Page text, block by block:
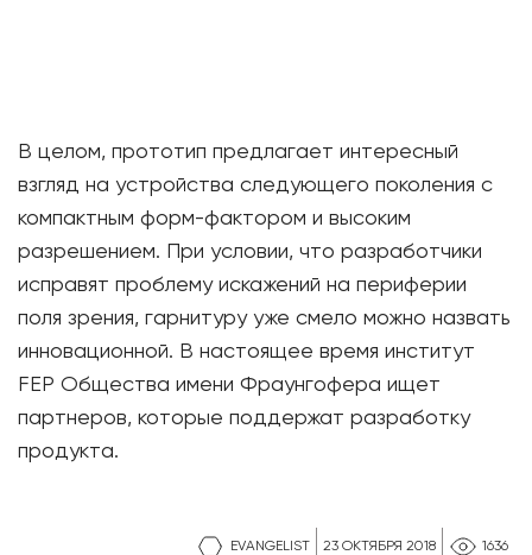
EVANGELIST 23 ОКТЯБРЯ 2018 1636
В целом, прототип предлагает интересный
взгляд на устройства следующего поколения с
компактным форм-фактором и высоким
разрешением. При условии, что разработчики
исправят проблему искажений на периферии
поля зрения, гарнитуру уже смело можно назвать
инновационной. В настоящее время институт
FEP Общества имени Фраунгофера ищет
партнеров, которые поддержат разработку
продукта.